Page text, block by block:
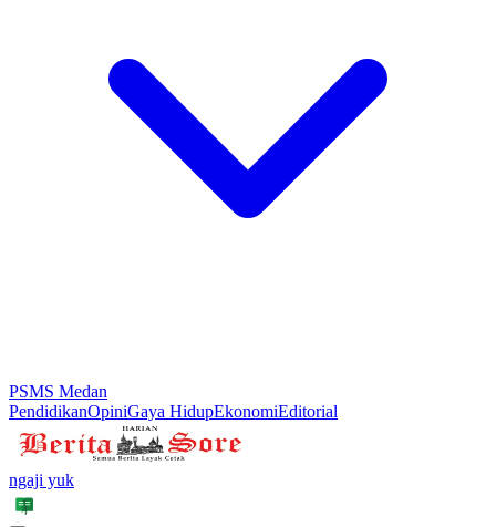
PSMS Medan
PendidikanOpiniGaya HidupEkonomiEditorial
ngaji yuk